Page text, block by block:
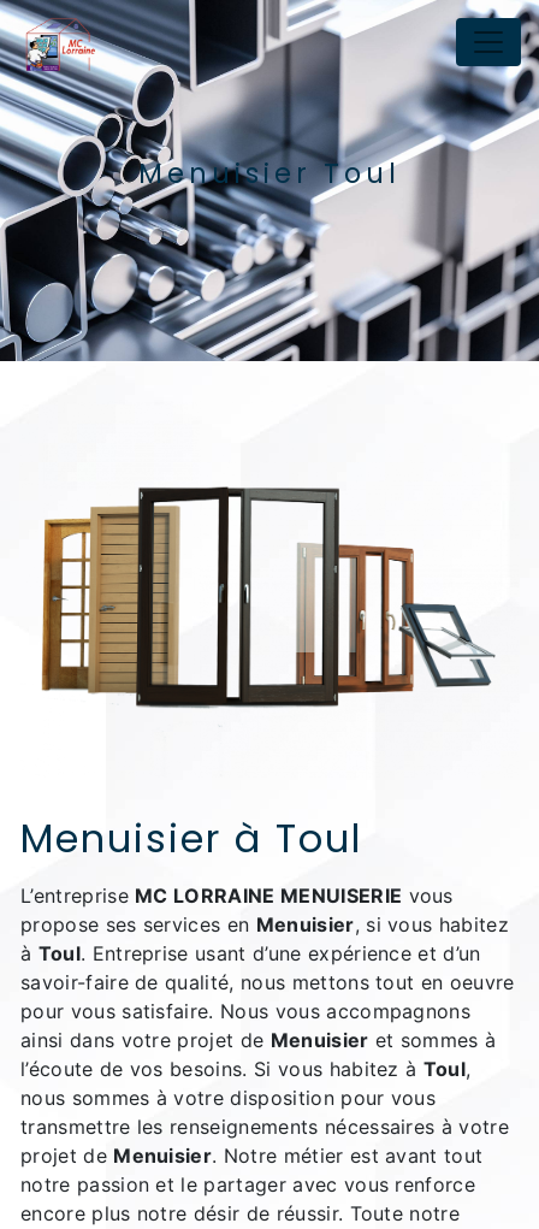
Panneau de gestion des cookies
Menuisier Toul
Menuisier à Toul
L’entreprise MC LORRAINE MENUISERIE vous
propose ses services en Menuisier, si vous habitez
à Toul. Entreprise usant d’une expérience et d’un
savoir-faire de qualité, nous mettons tout en oeuvre
pour vous satisfaire. Nous vous accompagnons
ainsi dans votre projet de Menuisier et sommes à
l’écoute de vos besoins. Si vous habitez à Toul,
nous sommes à votre disposition pour vous
transmettre les renseignements nécessaires à votre
projet de Menuisier. Notre métier est avant tout
notre passion et le partager avec vous renforce
encore plus notre désir de réussir. Toute notre